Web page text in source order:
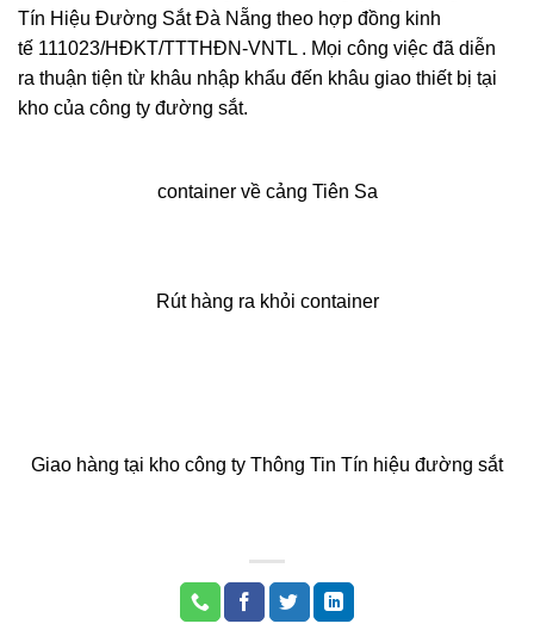
Tín Hiệu Đường Sắt Đà Nẵng theo hợp đồng kinh
tế 111023/HĐKT/TTTHĐN-VNTL . Mọi công việc đã diễn
ra thuận tiện từ khâu nhập khẩu đến khâu giao thiết bị tại
kho của công ty đường sắt.
container về cảng Tiên Sa
Rút hàng ra khỏi container
Giao hàng tại kho công ty Thông Tin Tín hiệu đường sắt